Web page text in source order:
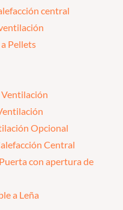
central
Pellets
Ventilación
Opcional
Central
con apertura de
a Leña